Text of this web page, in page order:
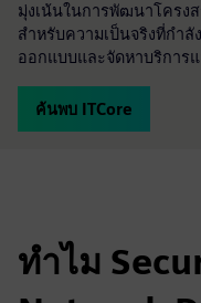
มุ่งเน้นในการพัฒนาโครง
สำหรับความเป็นจริงที่กำ
ออกแบบและจัดหาบริการแ
ค้นพบ ITCore
ทำไม